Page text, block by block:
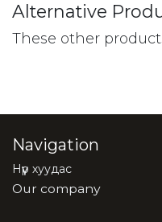
Alternative
These other
Navigation
Нүүр хуудас
Our company